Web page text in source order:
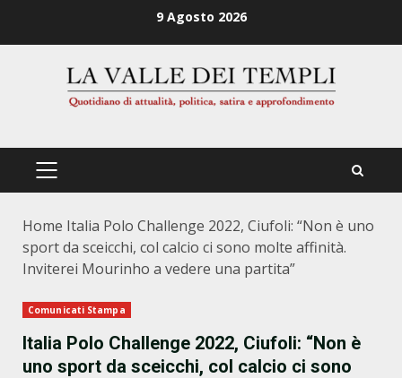
9 Agosto 2026
PRIMÄRES
Home Italia Polo Challenge 2022, Ciufoli: “Non è uno
sport da sceicchi, col calcio ci sono molte affinità.
Inviterei Mourinho a vedere una partita”
Comunicati Stampa
Italia Polo Challenge 2022, Ciufoli: “Non è
uno sport da sceicchi, col calcio ci sono